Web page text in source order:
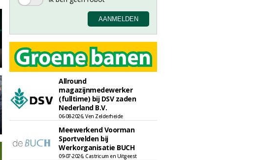
Allround
magazijnmedewerker
(fulltime) bij DSV zaden
Nederland B.V.
06-08-2026, Ven Zelderheide
Meewerkend Voorman
Sportvelden bij
Werkorganisatie BUCH
09-07-2026, Castricum en Uitgeest